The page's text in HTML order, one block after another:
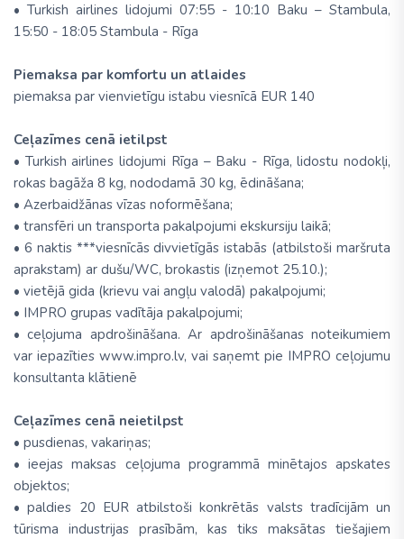
• Turkish airlines lidojumi 07:55 - 10:10 Baku – Stambula,
15:50 - 18:05 Stambula - Rīga
Piemaksa par komfortu un atlaides
piemaksa par vienvietīgu istabu viesnīcā EUR 140
Ceļazīmes cenā ietilpst
• Turkish airlines lidojumi Rīga – Baku - Rīga, lidostu nodokļi,
rokas bagāža 8 kg, nododamā 30 kg, ēdināšana;
• Azerbaidžānas vīzas noformēšana;
• transfēri un transporta pakalpojumi ekskursiju laikā;
• 6 naktis ***viesnīcās divvietīgās istabās (atbilstoši maršruta
aprakstam) ar dušu/WC, brokastis (izņemot 25.10.);
• vietējā gida (krievu vai angļu valodā) pakalpojumi;
• IMPRO grupas vadītāja pakalpojumi;
• ceļojuma apdrošināšana. Ar apdrošināšanas noteikumiem
var iepazīties www.impro.lv, vai saņemt pie IMPRO ceļojumu
konsultanta klātienē
Ceļazīmes cenā neietilpst
• pusdienas, vakariņas;
• ieejas maksas ceļojuma programmā minētajos apskates
objektos;
• paldies 20 EUR atbilstoši konkrētās valsts tradīcijām un
tūrisma industrijas prasībām, kas tiks maksātas tiešajiem